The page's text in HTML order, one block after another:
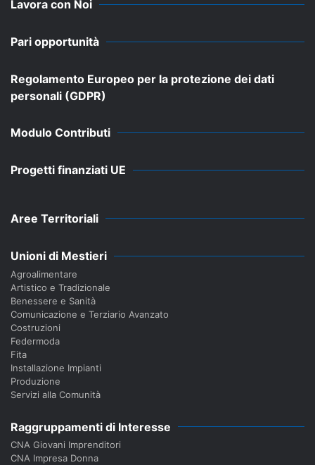
Lavora con Noi
Pari opportunità
Regolamento Europeo per la protezione dei dati
personali (GDPR)
Modulo Contributi
Progetti finanziati UE
Aree Territoriali
Unioni di Mestieri
Agroalimentare
Artistico e Tradizionale
Benessere e Sanità
Comunicazione e Terziario Avanzato
Costruzioni
Federmoda
Fita
Installazione Impianti
Produzione
Servizi alla Comunità
Raggruppamenti di Interesse
CNA Giovani Imprenditori
CNA Impresa Donna